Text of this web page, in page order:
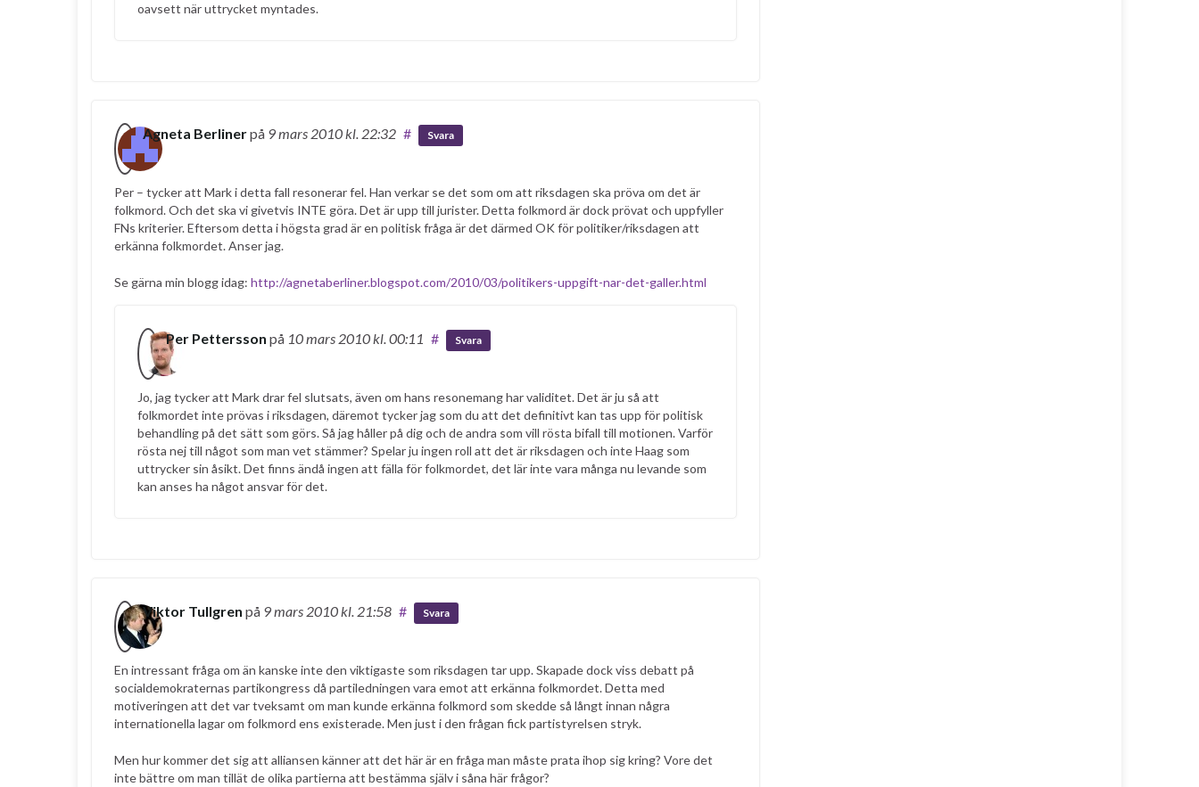
oavsett när uttrycket myntades.
Agneta Berlinerpå 9 mars 2010kl. 22:32 # Svara
Per – tycker att Mark i detta fall resonerar fel. Han verkar se det som om att riksdagen ska pröva om det är
folkmord. Och det ska vi givetvis INTE göra. Det är upp till jurister. Detta folkmord är dock prövat och uppfyller
FNs kriterier. Eftersom detta i högsta grad är en politisk fråga är det därmed OK för politiker/riksdagen att
erkänna folkmordet. Anser jag.
Se gärna min blogg idag: http://agnetaberliner.blogspot.com/2010/03/politikers-uppgift-nar-det-galler.html
Per Pettersson på 10 mars 2010kl. 00:11 # Svara
Jo, jag tycker att Mark drar fel slutsats, även om hans resonemang har validitet. Det är ju så att
folkmordet inte prövas i riksdagen, däremot tycker jag som du att det definitivt kan tas upp för politisk
behandling på det sätt som görs. Så jag håller på dig och de andra som vill rösta bifall till motionen. Varför
rösta nej till något som man vet stämmer? Spelar ju ingen roll att det är riksdagen och inte Haag som
uttrycker sin åsikt. Det finns ändå ingen att fälla för folkmordet, det lär inte vara många nu levande som
kan anses ha något ansvar för det.
Viktor Tullgren på 9 mars 2010kl. 21:58 # Svara
En intressant fråga om än kanske inte den viktigaste som riksdagen tar upp. Skapade dock viss debatt på
socialdemokraternas partikongress då partiledningen vara emot att erkänna folkmordet. Detta med
motiveringen att det var tveksamt om man kunde erkänna folkmord som skedde så långt innan några
internationella lagar om folkmord ens existerade. Men just i den frågan fick partistyrelsen stryk.
Men hur kommer det sig att alliansen känner att det här är en fråga man måste prata ihop sig kring? Vore det
inte bättre om man tillät de olika partierna att bestämma själv i såna här frågor?